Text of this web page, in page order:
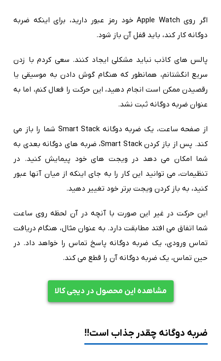
اگر روی Apple Watch خود رمز عبور دارید، برای اینکه ضربه
دوگانه کار کند، باید قفل آن باز شود.
پالس های کاذب نباید مشکلی ایجاد کنند. سعی کردم با زدن
سریع انگشتانم، همانطور که هنگام گوش دادن به موسیقی یا
رقصیدن ممکن است انجام دهید، این حرکت را فعال کنم، اما به
عنوان ضربه دوگانه ثبت نشد.
از صفحه ساعت، یک ضربه دوگانه Smart Stack شما را باز می
کند. پس از باز کردن Smart Stack، ضربه های دوگانه بعدی به
شما امکان می دهد در ویجت های خود پیمایش کنید. در
تنظیمات، می توانید این کار را به جای اینکه از میان آنها عبور
کنید، به باز کردن ویجت برتر خود تغییر دهید.
این حرکت در غیر این صورت با آنچه در آن لحظه روی ساعت
شما اتفاق می افتد مطابقت دارد. به عنوان مثال، هنگام دریافت
تماس ورودی، یک ضربه دوگانه پاسخ تماس را خواهد داد. در
حین تماس، یک ضربه دوگانه آن را قطع می کند.
مشاهده این محصول در دیجی کالا
ضربه دوگانه چقدر جذاب است!!